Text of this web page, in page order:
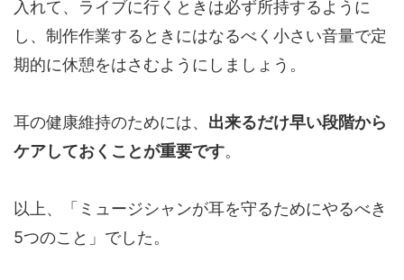
入れて、ライブに行くときは必ず所持するように
し、制作作業するときにはなるべく小さい音量で定
期的に休憩をはさむようにしましょう。
耳の健康維持のためには、 出来るだけ早い段階から
ケアしておくことが重要です。
以上、「ミュージシャンが耳を守るためにやるべき
5つのこと」でした。